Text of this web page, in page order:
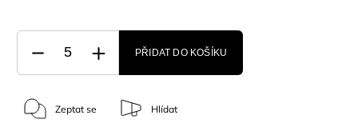
PŘIDAT DO KOŠÍKU
Zeptat se Hlídat